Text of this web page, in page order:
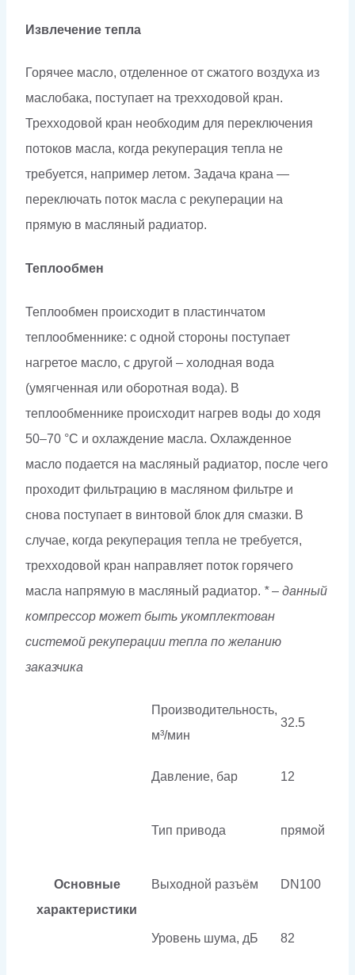
Извлечение тепла
Горячее масло, отделенное от сжатого воздуха из
маслобака, поступает на трехходовой кран.
Трехходовой кран необходим для переключения
потоков масла, когда рекуперация тепла не
требуется, например летом. Задача крана —
переключать поток масла с рекуперации на
прямую в масляный радиатор.
Теплообмен
Теплообмен происходит в пластинчатом
теплообменнике: с одной стороны поступает
нагретое масло, с другой – холодная вода
(умягченная или оборотная вода). В
теплообменнике происходит нагрев воды до ходя
50–70 °С и охлаждение масла. Охлажденное
масло подается на масляный радиатор, после чего
проходит фильтрацию в масляном фильтре и
снова поступает в винтовой блок для смазки. В
случае, когда рекуперация тепла не требуется,
трехходовой кран направляет поток горячего
масла напрямую в масляный радиатор. * – данный
компрессор может быть укомплектован
системой рекуперации тепла по желанию
заказчика
Основные
характеристики
Производительность,
м³/мин
32.5
Давление, бар 12
Тип привода прямой
Выходной разъём DN100
Уровень шума, дБ 82